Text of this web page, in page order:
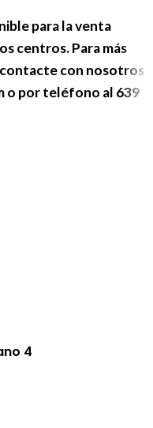
para la venta
centros. Para más
con nosotros
o por teléfono al 639
4